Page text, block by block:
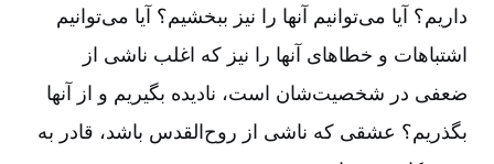
داریم‌؟ آیا می‌توانیم آنها را نیز ببخشیم‌؟ آیا می‌توانیم
اشتباهات و خطاهای آنها را نیز که اغلب ناشی از
ضعفی در شخصیت‌شان است‌، نادیده بگیریم و از آنها
بگذریم‌؟ عشقی که ناشی از روح‌القدس باشد، قادر به